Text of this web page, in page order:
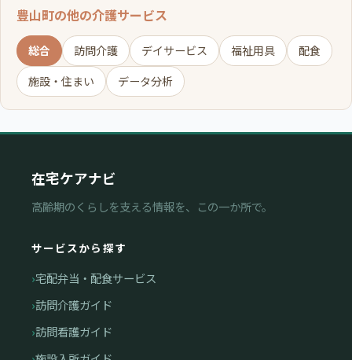
豊山町の他の介護サービス
総合 訪問介護 デイサービス 福祉用具
配食
施設・住まい
データ分析
在宅ケアナビ
高齢期のくらしを支える情報を、この一か所で。
サービスから探す
宅配弁当・配食サービス
訪問介護ガイド
訪問看護ガイド